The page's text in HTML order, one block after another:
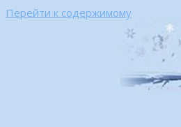
Перейти к содержимому